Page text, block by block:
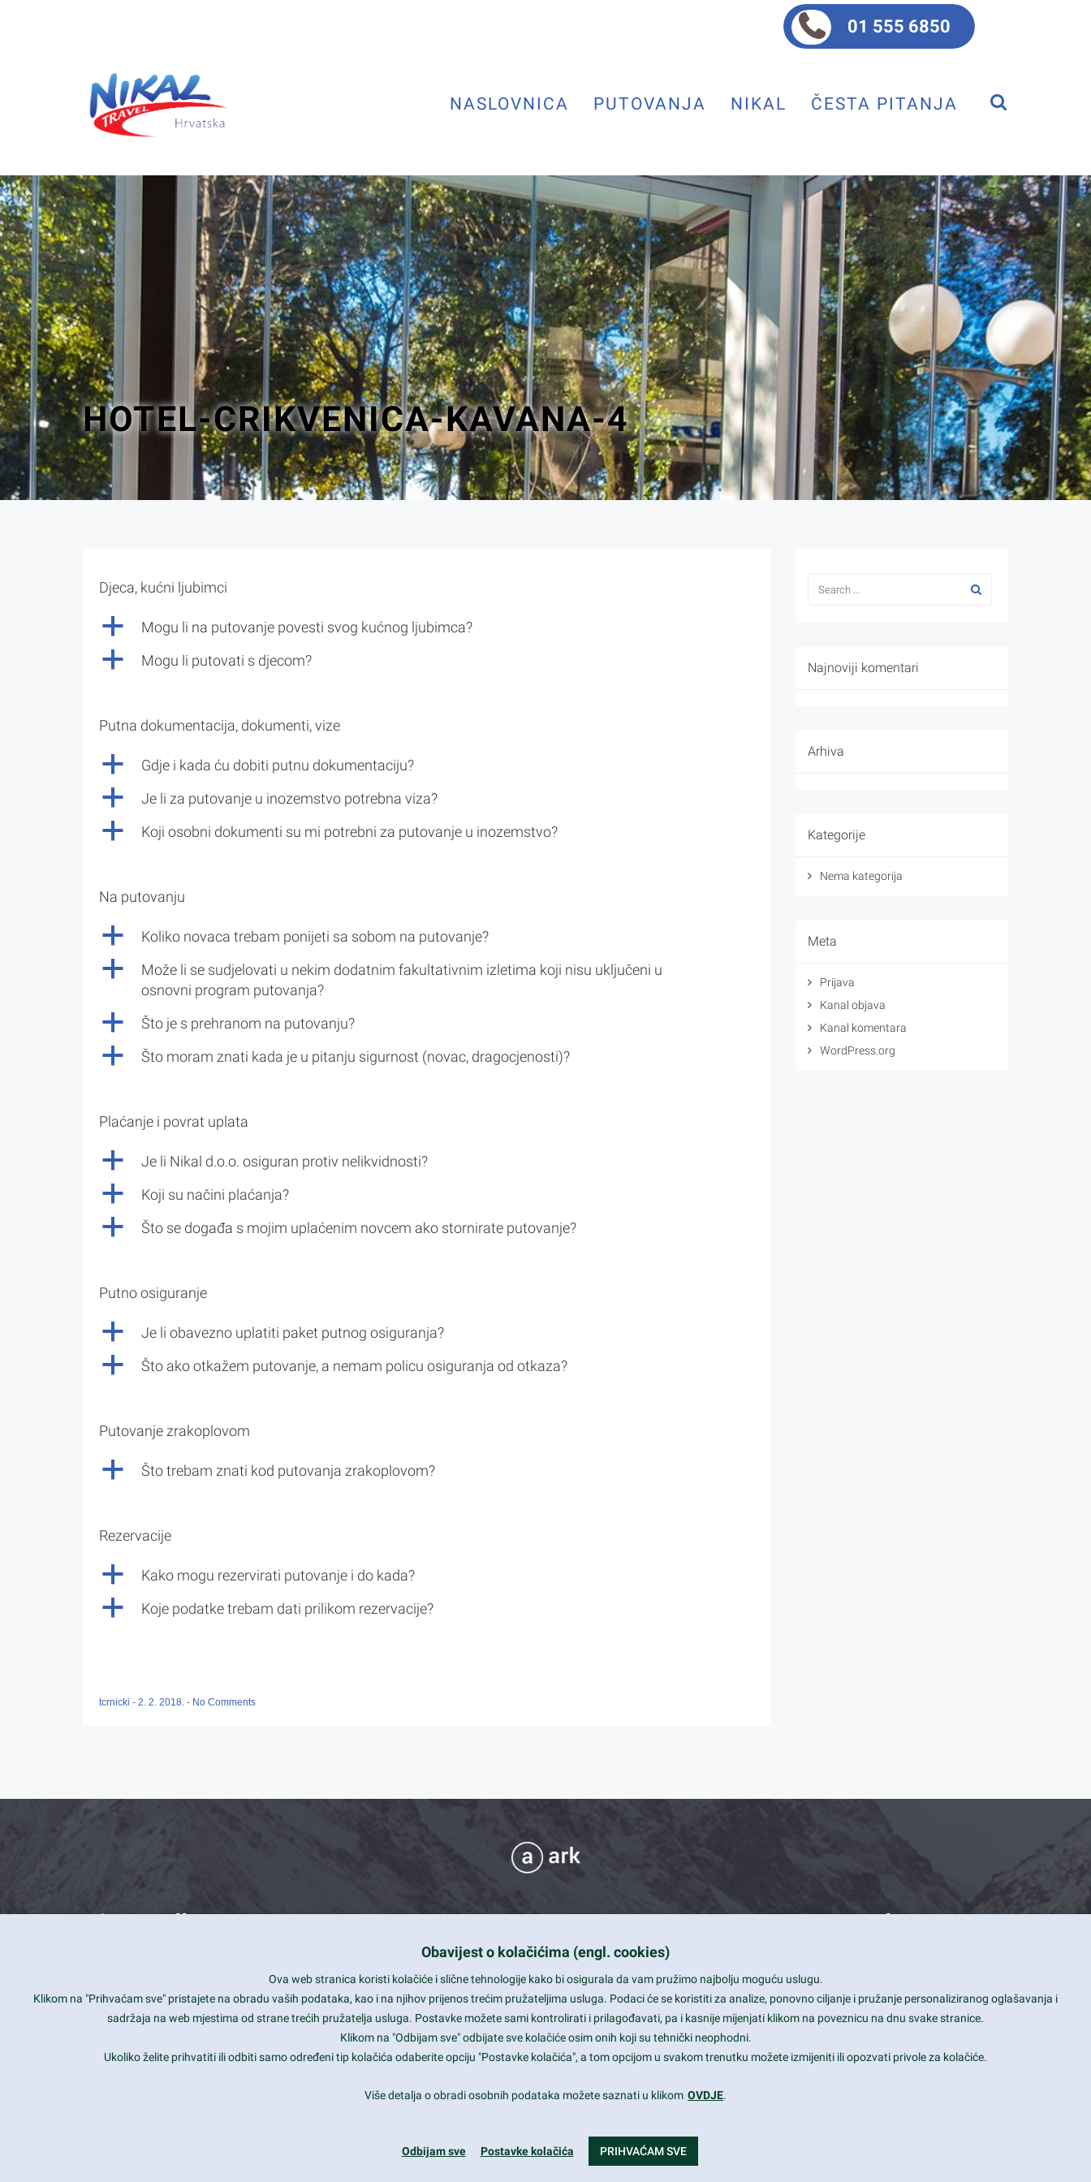
01 555 6850
NASLOVNICA PUTOVANJA NIKAL ČESTA PITANJA
HOTEL-CRIKVENICA-KAVANA-4
Djeca, kućni ljubimci
a Mogu li na putovanje povesti svog kućnog ljubimca?
a Mogu li putovati s djecom?
Putna dokumentacija, dokumenti, vize
a Gdje i kada ću dobiti putnu dokumentaciju?
a Je li za putovanje u inozemstvo potrebna viza?
a Koji osobni dokumenti su mi potrebni za putovanje u inozemstvo?
Na putovanju
a Koliko novaca trebam ponijeti sa sobom na putovanje?
a
Može li se sudjelovati u nekim dodatnim fakultativnim izletima koji nisu uključeni u
osnovni program putovanja?
a Što je s prehranom na putovanju?
a Što moram znati kada je u pitanju sigurnost (novac, dragocjenosti)?
Plaćanje i povrat uplata
a Je li Nikal d.o.o. osiguran protiv nelikvidnosti?
a Koji su načini plaćanja?
a Što se događa s mojim uplaćenim novcem ako stornirate putovanje?
Putno osiguranje
a Je li obavezno uplatiti paket putnog osiguranja?
a Što ako otkažem putovanje, a nemam policu osiguranja od otkaza?
Putovanje zrakoplovom
a Što trebam znati kod putovanja zrakoplovom?
Rezervacije
a Kako mogu rezervirati putovanje i do kada?
a Koje podatke trebam dati prilikom rezervacije?
tcrnicki - 2. 2. 2018. - No Comments
Najnoviji komentari
Arhiva
Kategorije
Nema kategorija
Meta
Prijava
Kanal objava
Kanal komentara
WordPress.org
What we offer
Is your website user friendly?
Ark offers weekly stunning designs.
Why our customers love Ark?
Smart and beautiful design
Unlimited Eelements
Mobile ready
Contact Info
View, CA 94043
+1 650-253-0000
Daily: 9:00 am - 6:00 pm
Obavijest o kolačićima (engl. cookies)
Ova web stranica koristi kolačiće i slične tehnologije kako bi osigurala da vam pružimo najbolju moguću uslugu.
Klikom na "Prihvaćam sve" pristajete na obradu vaših podataka, kao i na njihov prijenos trećim pružateljima usluga. Podaci će se koristiti za analize, ponovno ciljanje i pružanje personaliziranog oglašavanja i
sadržaja na web mjestima od strane trećih pružatelja usluga. Postavke možete sami kontrolirati i prilagođavati, pa i kasnije mijenjati klikom na poveznicu na dnu svake stranice.
Klikom na "Odbijam sve" odbijate sve kolačiće osim onih koji su tehnički neophodni.
Ukoliko želite prihvatiti ili odbiti samo određeni tip kolačića odaberite opciju "Postavke kolačića", a tom opcijom u svakom trenutku možete izmijeniti ili opozvati privole za kolačiće.
Više detalja o obradi osobnih podataka možete saznati u klikom OVDJE.
Odbijam sve Postavke kolačića PRIHVAĆAM SVE